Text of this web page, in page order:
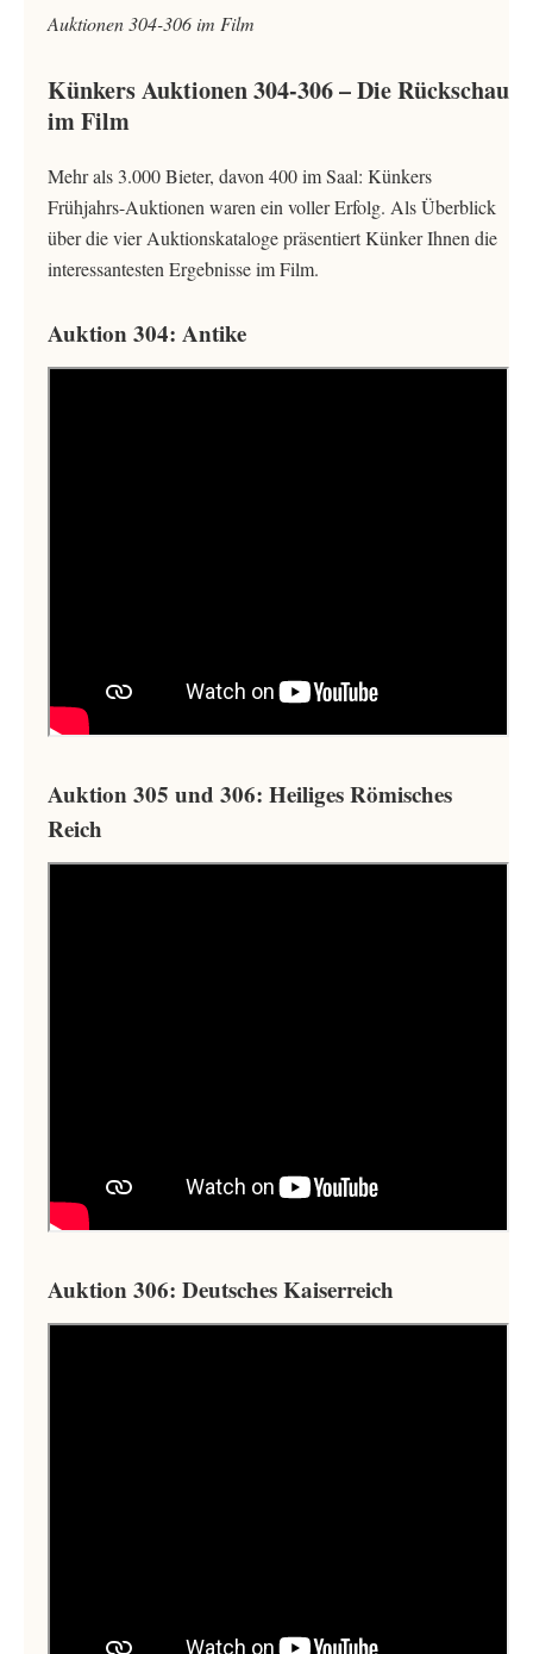
Auktionen 304-306 im Film
Künkers Auktionen 304-306 – Die Rückschau
im Film
Mehr als 3.000 Bieter, davon 400 im Saal: Künkers
Frühjahrs-Auktionen waren ein voller Erfolg. Als Überblick
über die vier Auktionskataloge präsentiert Künker Ihnen die
interessantesten Ergebnisse im Film.
Auktion 304: Antike
Auktion 305 und 306: Heiliges Römisches
Reich
Auktion 306: Deutsches Kaiserreich